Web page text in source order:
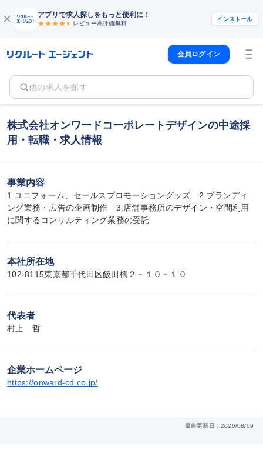
アプリで求人探しをもっと便利に！
レビュー高評価無料
インストール
会員ログイン
他の求人を探す
株式会社オンワードコーポレートデザインの中途採
用・転職・求人情報
事業内容
1.ユニフォーム、セールスプロモーショングッズ　2.ブランディ
ング業務・広告の企画制作　3.店舗事務所のデザイン・空間利用
に関するコンサルティング業務の受託
本社所在地
102-8115東京都千代田区飯田橋２－１０－１０
代表者
村上　哲
企業ホームページ
https://onward-cd.co.jp/
最終更新日：2026/08/09